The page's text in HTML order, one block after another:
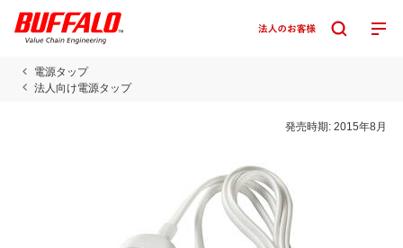
電源タップ
法人向け電源タップ
発売時期:2015年8月